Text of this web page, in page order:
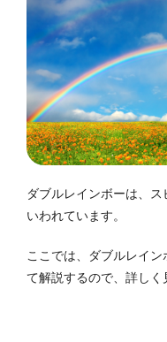
ダブルレインボーは、
いわれています。
ここでは、ダブルレイ
て解説するので、詳しく